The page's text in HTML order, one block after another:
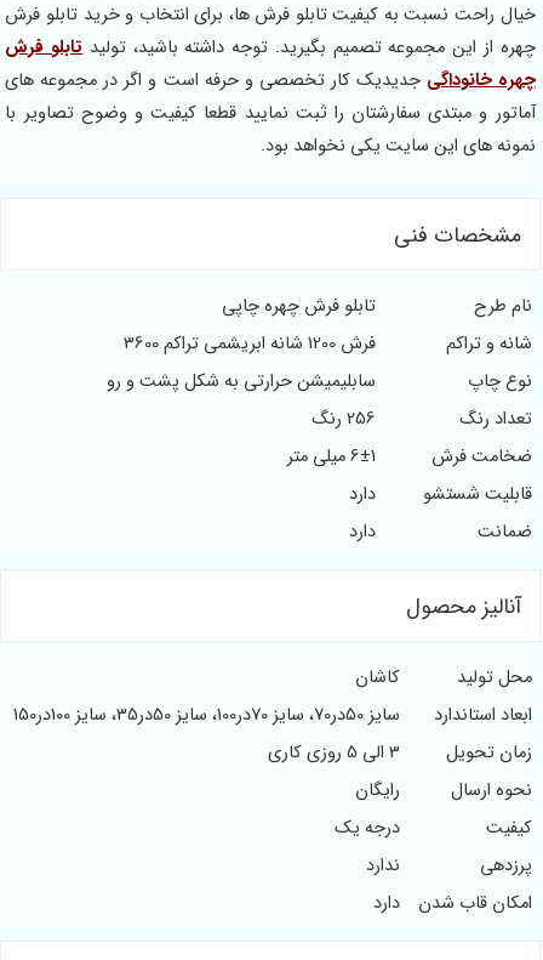
راحت نسبت به کیفیت تابلو فرش ها، برای انتخاب و خرید تابلو فرش
از این مجموعه تصمیم بگیرید. توجه داشته باشید، تولیدتابلو فرش
خانوداگیجدیدیک کار تخصصی و حرفه است و اگر در مجموعه های
و مبتدی سفارشتان را ثبت نمایید قطعا کیفیت و وضوح تصاویر با
های این سایت یکی نخواهد بود.
فنی
طرح
تابلو فرش چهره چاپی
و تراکم
فرش 1200 شانه ابریشمی تراکم 3600
چاپ
سابلیمیشن حرارتی به شکل پشت و رو
رنگ
فرش
شستشو
محصول
تولید
کاشان
استاندارد
سایز 50در70، سایز 70در100، سایز 50در35، سایز 100در150
تحویل
ارسال
رایگان
درجه یک
قاب شدن
دارد